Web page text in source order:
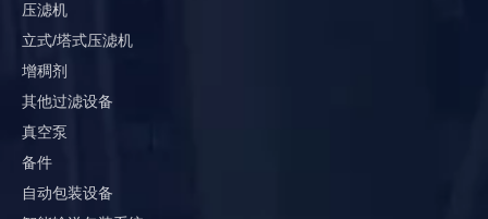
压滤机
立式/塔式压滤机
增稠剂
其他过滤设备
真空泵
备件
自动包装设备